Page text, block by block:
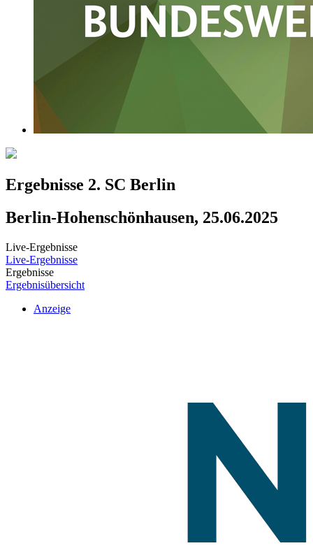
Ergebnisse 2. SC Berlin
Berlin-Hohenschönhausen, 25.06.2025
Live-Ergebnisse
Live-Ergebnisse
Ergebnisse
Ergebnisübersicht
Anzeige